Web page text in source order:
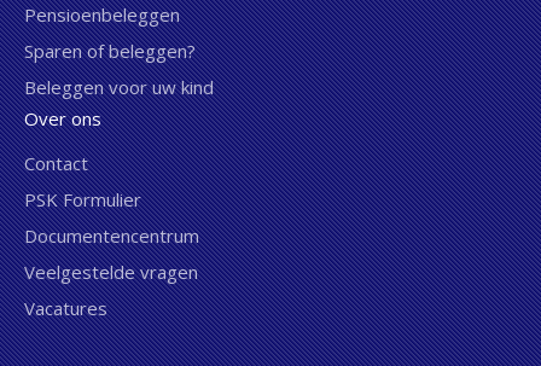
Pensioenbeleggen
Sparen of beleggen?
Beleggen voor uw kind
Over ons
Contact
PSK Formulier
Documentencentrum
Veelgestelde vragen
Vacatures